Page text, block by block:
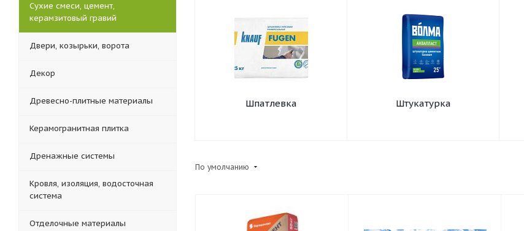
Шпатлевка Штукатурка
По умолчанию
Сухие смеси, цемент,
керамзитовый гравий
Двери, козырьки, ворота
Декор
Древесно-плитные материалы
Керамогранитная плитка
Дренажные системы
Кровля, изоляция, водосточная
система
Отделочные материалы